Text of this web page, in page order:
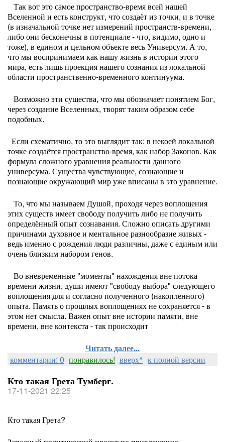
Так вот это самое пространство-время всей нашей
Вселенной и есть конструкт, что создаёт из точки, и в точке
(в изначальной точке нет измерений пространств-времени,
либо они бесконечны в потенциале - что, видимо, одно и
тоже), в едином и цельном объекте весь Универсум. А то,
что мы воспринимаем как нашу жизнь в истории этого
мира, есть лишь проекция нашего сознания из локальной
области пространственно-временного континуума.
Возможно эти существа, что мы обозначает понятием Бог,
через создание Вселенных, творят таким образом себе
подобных.
Если схематично, то это выглядит так: в некоей локальной
точке создаётся пространство-время, как набор Законов. Как
формула сложного уравнения реальности данного
универсума. Существа чувствующие, сознающие и
познающие окружающий мир уже вписаны в это уравнение.
То, что мы называем Душой, проходя через воплощения
этих существ имеет свободу получить либо не получить
определённый опыт сознавания. Сложно описать другими
причинами духовное и ментальное разнообразие живых -
ведь именно с рождения люди различны, даже с единым или
очень близким набором генов.
Во вневременные "моменты" нахождения вне потока
времени жизни, души имеют "свободу выбора" следующего
воплощения для и согласно полученного (накопленного)
опыта. Память о прошлых воплощениях не сохраняется - в
этом нет смысла. Важен опыт вне истории памяти, вне
времени, вне контекста - так происходит
Читать далее...
комментарии: 0 понравилось! вверх^ к полной версии
Кто такая Грета Тумберг.
17-11-2021 22:25
Кто такая Грета?